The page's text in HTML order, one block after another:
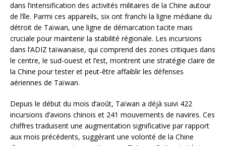
dans l’intensification des activités militaires de la Chine autour
de l’île. Parmi ces appareils, six ont franchi la ligne médiane du
détroit de Taïwan, une ligne de démarcation tacite mais
cruciale pour maintenir la stabilité régionale. Les incursions
dans l’ADIZ taïwanaise, qui comprend des zones critiques dans
le centre, le sud-ouest et l’est, montrent une stratégie claire de
la Chine pour tester et peut-être affaiblir les défenses
aériennes de Taïwan.
Depuis le début du mois d’août, Taïwan a déjà suivi 422
incursions d’avions chinois et 241 mouvements de navires. Ces
chiffres traduisent une augmentation significative par rapport
aux mois précédents, suggérant une volonté de la Chine